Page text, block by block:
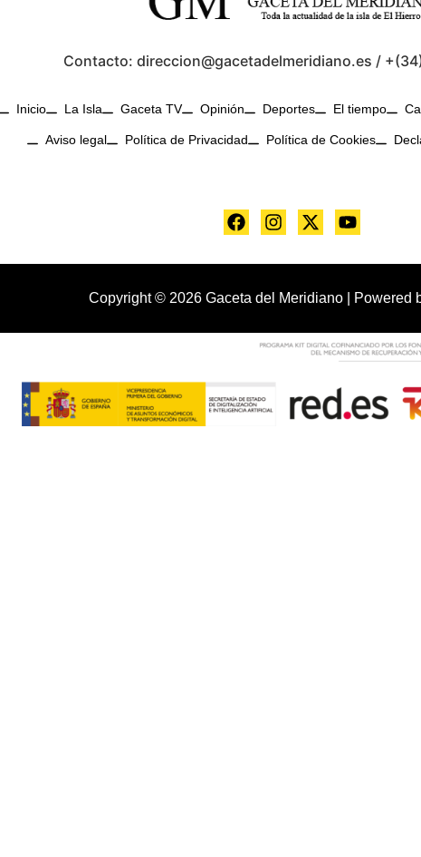
Contacto: direccion@gacetadelmeridiano.es /
Inicio La Isla Gaceta TV Opinión Deportes El tiempo
Aviso legal Política de Privacidad Política de Cookies
Copyright © 2026 Gaceta del Meridiano | Powered